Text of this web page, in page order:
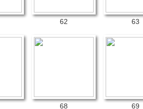
62 63
68 69